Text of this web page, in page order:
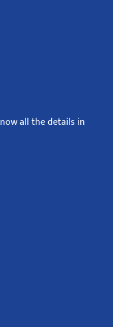
all the details in